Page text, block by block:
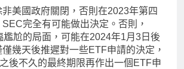
非美國政府關閉，否則在2023年第四
完全有可能做出決定。否則，
尷尬的局面，可能在2024年1月3日後
幾天後推遲對一些ETF申請的決定，
後不久的最終期限再作出一個ETF申